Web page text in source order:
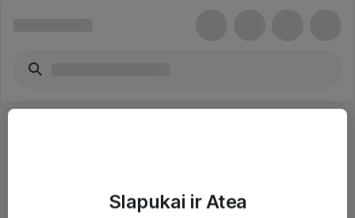
Slapukai ir Atea